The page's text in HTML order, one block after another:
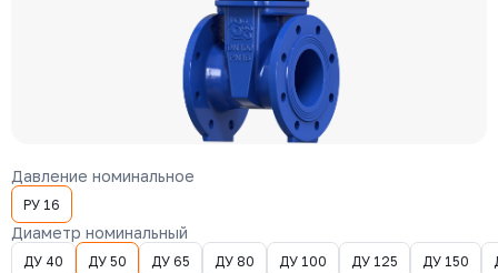
Давление номинальное
РУ 16
Диаметр номинальный
ДУ 40 ДУ 50 ДУ 65 ДУ 80 ДУ 100 ДУ 125 ДУ 150